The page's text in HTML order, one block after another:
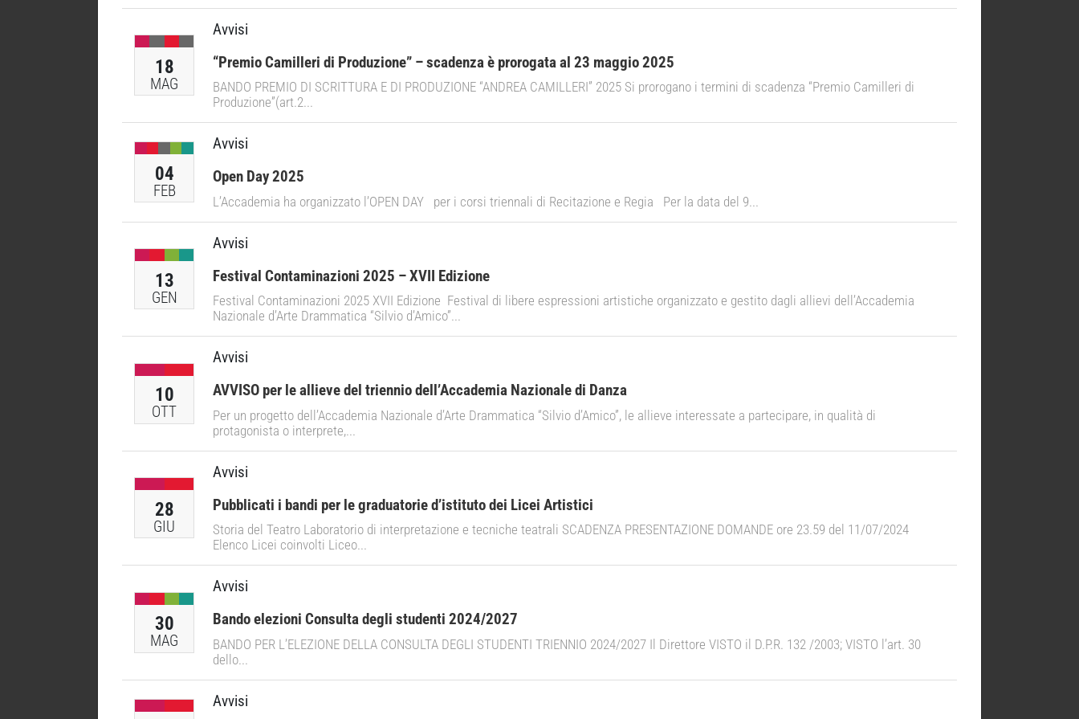
18
MAG
Avvisi
“Premio Camilleri di Produzione” – scadenza è prorogata al 23 maggio 2025
BANDO PREMIO DI SCRITTURA E DI PRODUZIONE “ANDREA CAMILLERI” 2025 Si prorogano i termini di scadenza “Premio Camilleri di
Produzione”(art.2...
04
FEB
Avvisi
Open Day 2025
L’Accademia ha organizzato l’OPEN DAY per i corsi triennali di Recitazione e Regia Per la data del 9...
13
GEN
Avvisi
Festival Contaminazioni 2025 – XVII Edizione
Festival Contaminazioni 2025 XVII Edizione Festival di libere espressioni artistiche organizzato e gestito dagli allievi dell’Accademia
Nazionale d’Arte Drammatica “Silvio d’Amico”...
10
OTT
Avvisi
AVVISO per le allieve del triennio dell’Accademia Nazionale di Danza
Per un progetto dell’Accademia Nazionale d’Arte Drammatica “Silvio d’Amico”, le allieve interessate a partecipare, in qualità di
protagonista o interprete,...
28
GIU
Avvisi
Pubblicati i bandi per le graduatorie d’istituto dei Licei Artistici
Storia del Teatro Laboratorio di interpretazione e tecniche teatrali SCADENZA PRESENTAZIONE DOMANDE ore 23.59 del 11/07/2024
Elenco Licei coinvolti Liceo...
30
MAG
Avvisi
Bando elezioni Consulta degli studenti 2024/2027
BANDO PER L’ELEZIONE DELLA CONSULTA DEGLI STUDENTI TRIENNIO 2024/2027 Il Direttore VISTO il D.P.R. 132 /2003; VISTO l’art. 30
dello...
Avvisi